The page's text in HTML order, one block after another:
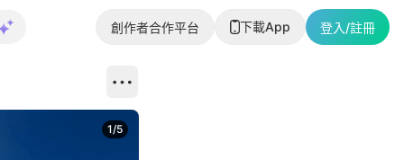
創作者合作平台 下載App 登入/註冊
1/5